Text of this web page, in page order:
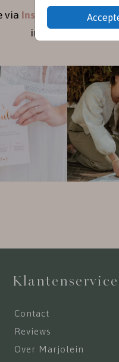
via Instagram
inspireer je graag
Klantenservice
Contact
Reviews
Over Marjolein